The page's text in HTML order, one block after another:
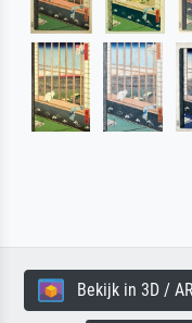
Bekijk in 3D / AR